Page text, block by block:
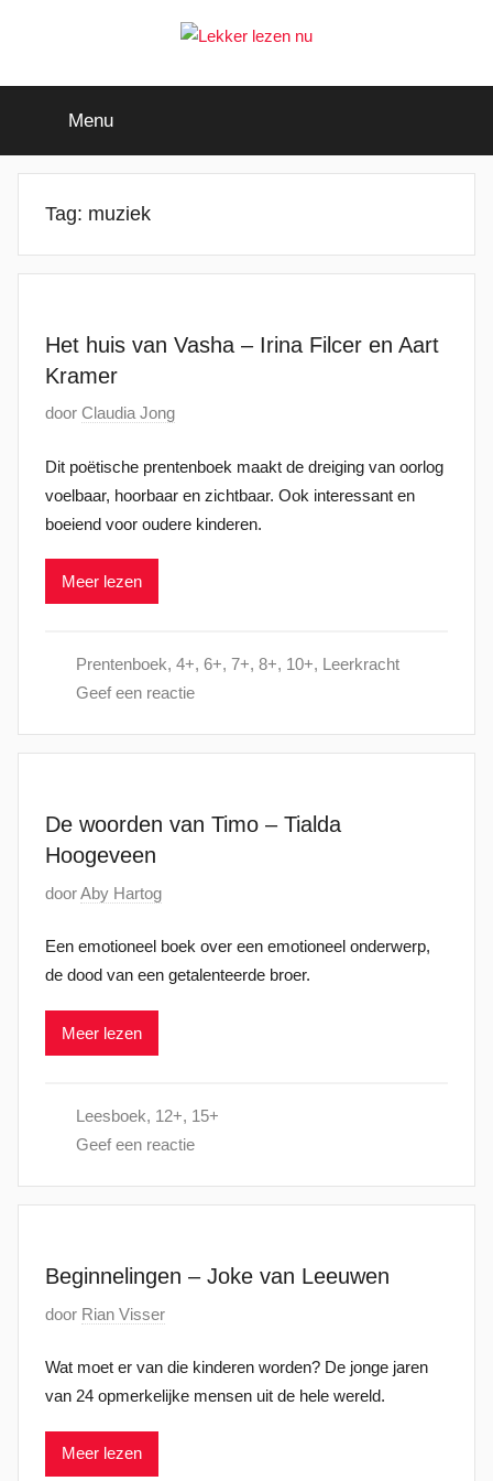
Lekker
lezen
nu
kinderboeken
Menu
Tag: muziek
Het huis van Vasha – Irina Filcer en Aart
Kramer
G
p
l
a
a
9
a
a
i
2
0
door Claudia Jong
Dit poëtische prentenboek maakt de dreiging van oorlog
voelbaar, hoorbaar en zichtbaar. Ook interessant en
boeiend voor oudere kinderen.
Meer lezen
Prentenboek, 4+, 6+, 7+, 8+, 10+, Leerkracht
Geef een reactie
De woorden van Timo – Tialda
Hoogeveen
G
p
l
a
2
j
n
i
doorAby Hartog
Een emotioneel boek over een emotioneel onderwerp,
de dood van een getalenteerde broer.
Meer lezen
Leesboek, 12+, 15+
Geef een reactie
Beginnelingen – Joke van Leeuwen
G
p
l
a
door Rian Visser
Wat moet er van die kinderen worden? De jonge jaren
van 24 opmerkelijke mensen uit de hele wereld.
Meer lezen